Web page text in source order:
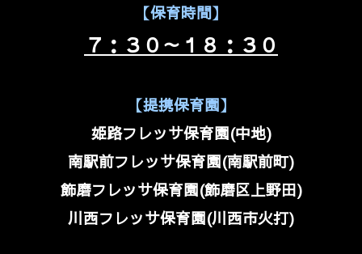
【保育時間】
７：３０～１８：３０
【提携保育園】
姫路フレッサ保育園(中地)
南駅前フレッサ保育園(南駅前町)
飾磨フレッサ保育園(飾磨区上野田)
川西フレッサ保育園(川西市火打)